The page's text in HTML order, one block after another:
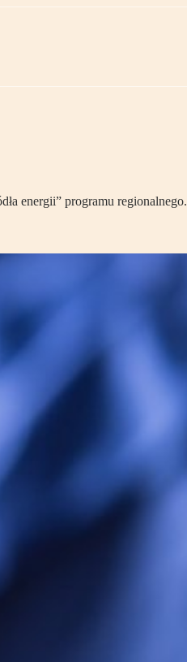
energii” programu regionalnego.